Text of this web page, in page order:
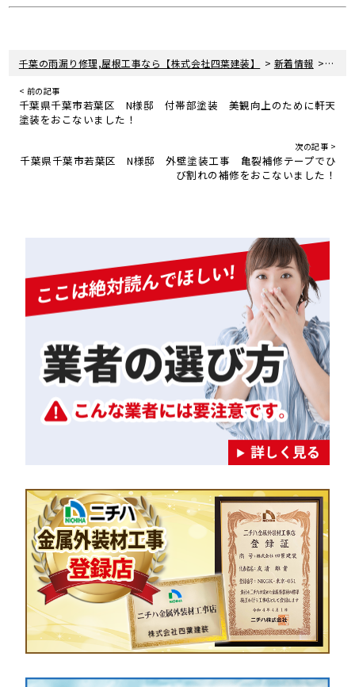
千葉の雨漏り修理,屋根工事なら【株式会社四葉建装】 > 新着情報 > 屋根
< 前の記事
千葉県千葉市若葉区 N様邸 付帯部塗装 美観向上のために軒天
塗装をおこないました！
次の記事 >
千葉県千葉市若葉区 N様邸 外壁塗装工事 亀裂補修テープでひ
び割れの補修をおこないました！